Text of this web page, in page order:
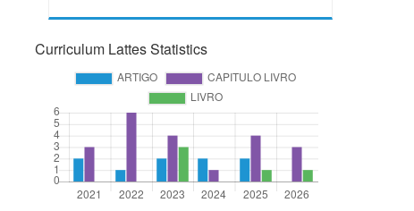
Curriculum Lattes Statistics